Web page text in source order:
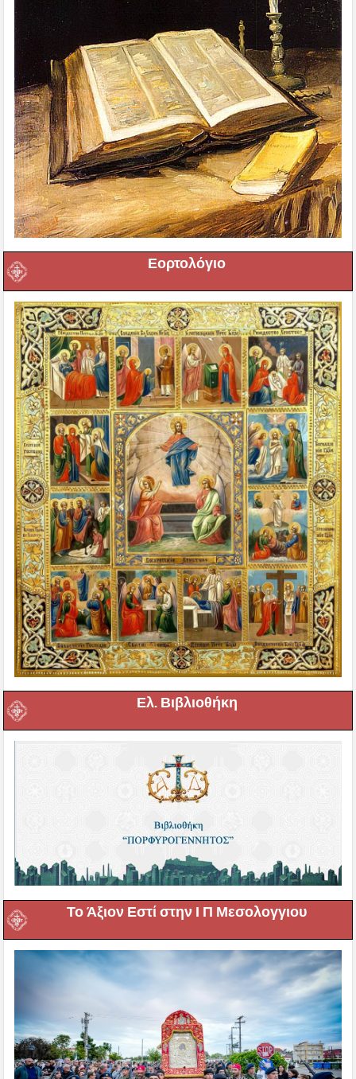
Εορτολόγιο
Ελ. Βιβλιοθήκη
Το Άξιον Εστί στην Ι Π Μεσολογγιου